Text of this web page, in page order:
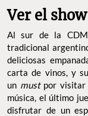
Ver el
Al sur de la
tradicional
deliciosas
carta de vinos, y
un must por visitar
música, el último
disfrutar de un